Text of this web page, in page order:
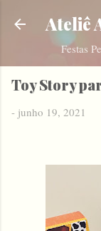
Ateliê
Festas
Toy Story
- junho 19, 2021